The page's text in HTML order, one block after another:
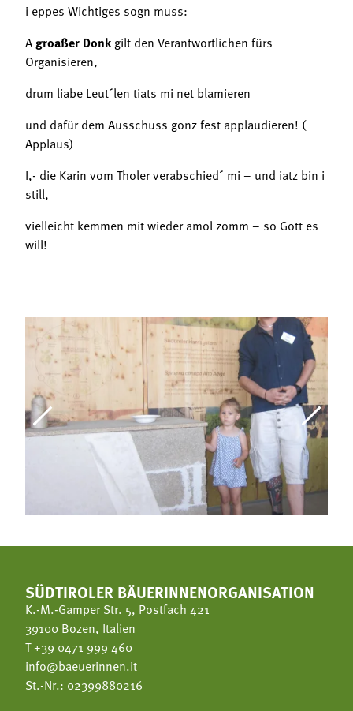
i eppes Wichtiges sogn muss:
Agroaßer Donkgilt den Verantwortlichen fürs
Organisieren,
drum liabe Leut´len tiats mi net blamieren
und dafür dem Ausschuss gonz fest applaudieren! (
Applaus)
I,- die Karin vom Tholer verabschied´ mi – und iatz bin i
still,
vielleicht kemmen mit wieder amol zomm – so Gott es
will!
SÜDTIROLER BÄUERINNENORGANISATION
K.-M.-Gamper Str. 5, Postfach 421
39100 Bozen, Italien
T+39 0471 999 460
info@baeuerinnen.it
St.-Nr.: 02399880216